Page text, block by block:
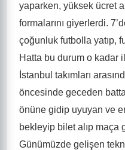
yaparken, yüksek ücret
formalarını giyerlerdi.
çoğunluk futbolla yatıp,
Hatta bu durum o kadar
İstanbul takımları
öncesinde geceden
önüne gidip uyuyan ve
bekleyip bilet alıp maça
Günümüzde gelişen